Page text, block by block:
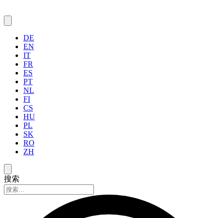
DE
EN
IT
FR
ES
PT
NL
FI
CS
HU
PL
SK
RO
ZH
搜索